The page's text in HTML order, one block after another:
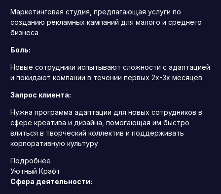
Маркетинговая студия, предлагающая услуги по
созданию рекламных кампаний для малого и среднего
бизнеса
Боль:
Новые сотрудники испытывают сложности с адаптацией
и покидают компании в течении первых 2х-3х месяцев
Запрос клиента:
Нужна программа адаптации для новых сотрудников в
сфере креатива и дизайна, помогающая им быстро
влиться в творческий коллектив и поддерживать
корпоративную культуру
Подробнее
Уютный Крафт
Сфера деятельности: